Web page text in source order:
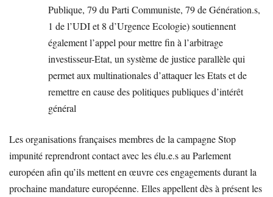
Publique, 79 du Parti Communiste, 79 de Génération.s,
1 de l’UDI et 8 d’Urgence Ecologie) soutiennent
également l’appel pour mettre fin à l’arbitrage
investisseur-Etat, un système de justice parallèle qui
permet aux multinationales d’attaquer les Etats et de
remettre en cause des politiques publiques d’intérêt
général
Les organisations françaises membres de la campagne Stop
impunité reprendront contact avec les élu.e.s au Parlement
européen afin qu’ils mettent en œuvre ces engagements durant la
prochaine mandature européenne. Elles appellent dès à présent les